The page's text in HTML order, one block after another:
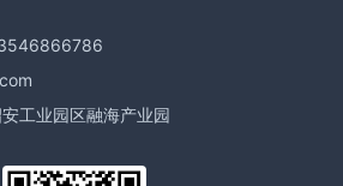
工业园区融海产业园